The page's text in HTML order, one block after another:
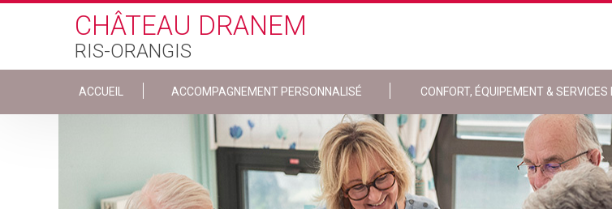
Skip to main content
CHÂTEAU DRANEM
RIS-ORANGIS
ACCUEIL ACCOMPAGNEMENT PERSONNALISÉ CONFORT, ÉQUIPEMENT & SERVICES